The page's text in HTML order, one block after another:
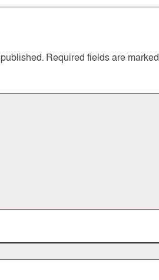
Required fields are marked